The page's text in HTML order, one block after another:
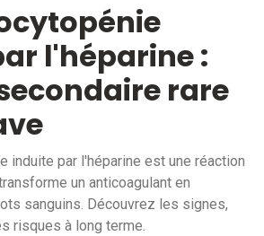
l'héparine :
rare
induite par l'héparine est une réaction
un anticoagulant en
sanguins. Découvrez les signes,
risques à long terme.